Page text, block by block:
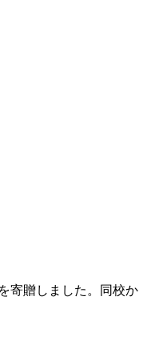
寄贈しました。同校か